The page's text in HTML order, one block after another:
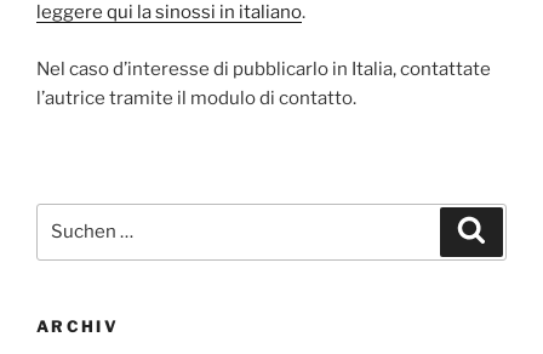
leggere qui la sinossi in italiano.
Nel caso d’interesse di pubblicarlo in Italia, contattate
l’autrice tramite il modulo di contatto.
nach:
ARCHIV